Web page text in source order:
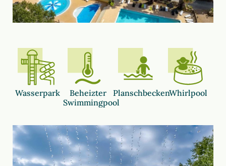
Wasserpark
Beheizter
Swimmingpool
PlanschbeckenWhirlpool